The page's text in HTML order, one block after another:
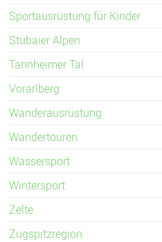
Sportausrüstung für Kinder
Stubaier Alpen
Tannheimer Tal
Vorarlberg
Wanderausrüstung
Wandertouren
Wassersport
Wintersport
Zelte
Zugspitzregion